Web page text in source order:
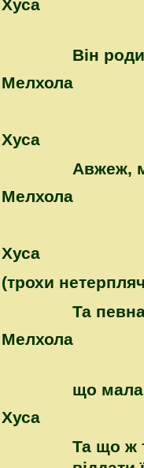
Хуса
Він
Mелхола
Хуса
Авжеж,
Mелхола
Хуса
(трохи
Та
Mелхола
що мала
Хуса
Та що ж